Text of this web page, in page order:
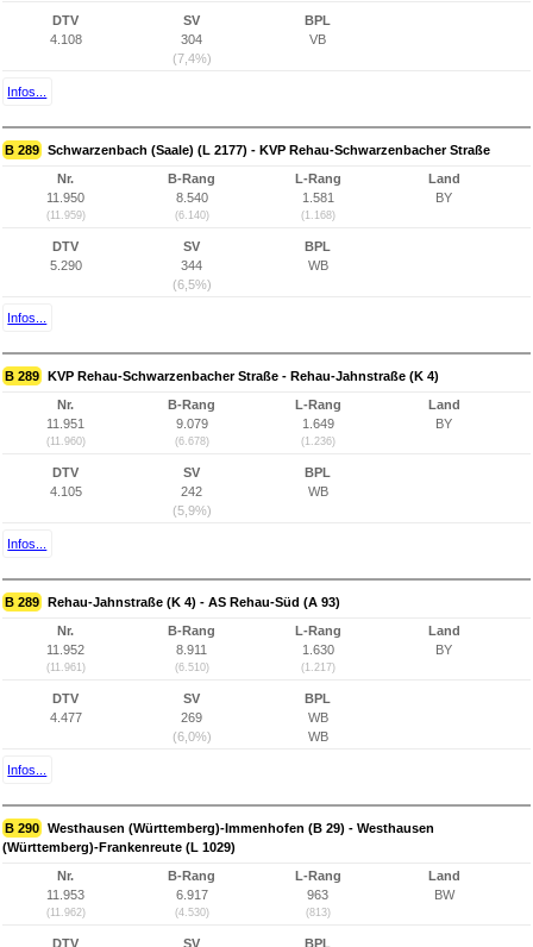
DTV
4.108
SV
304
(7,4%)
BPL
VB
Infos...
B 289 Schwarzenbach (Saale) (L 2177) - KVP Rehau-Schwarzenbacher Straße
Nr.
11.950
(11.959)
B-Rang
8.540
(6.140)
L-Rang
1.581
(1.168)
Land
BY
DTV
5.290
SV
344
(6,5%)
BPL
WB
Infos...
B 289 KVP Rehau-Schwarzenbacher Straße - Rehau-Jahnstraße (K 4)
Nr.
11.951
(11.960)
B-Rang
9.079
(6.678)
L-Rang
1.649
(1.236)
Land
BY
DTV
4.105
SV
242
(5,9%)
BPL
WB
Infos...
B 289 Rehau-Jahnstraße (K 4) - AS Rehau-Süd (A 93)
Nr.
11.952
(11.961)
B-Rang
8.911
(6.510)
L-Rang
1.630
(1.217)
Land
BY
DTV
4.477
SV
269
(6,0%)
BPL
WB
WB
Infos...
B 290 Westhausen (Württemberg)-Immenhofen (B 29) - Westhausen
(Württemberg)-Frankenreute (L 1029)
Nr.
11.953
(11.962)
B-Rang
6.917
(4.530)
L-Rang
963
(813)
Land
BW
DTV SV BPL